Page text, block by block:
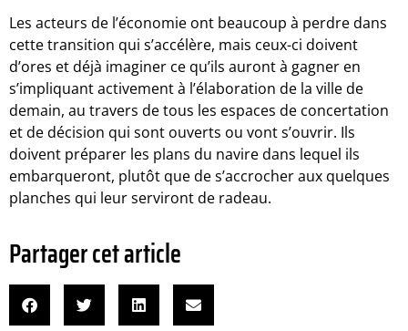
Les acteurs de l’économie ont beaucoup à perdre dans
cette transition qui s’accélère, mais ceux-ci doivent
d’ores et déjà imaginer ce qu’ils auront à gagner en
s’impliquant activement à l’élaboration de la ville de
demain, au travers de tous les espaces de concertation
et de décision qui sont ouverts ou vont s’ouvrir. Ils
doivent préparer les plans du navire dans lequel ils
embarqueront, plutôt que de s’accrocher aux quelques
planches qui leur serviront de radeau.
Partager cet article